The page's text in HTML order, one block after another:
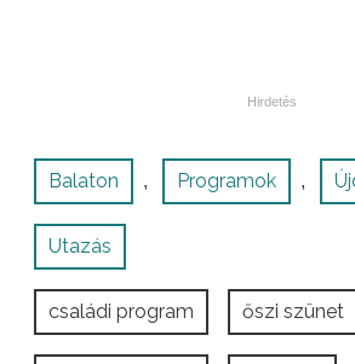
Balaton , Programok ,
Utazás
családi program őszi szünet